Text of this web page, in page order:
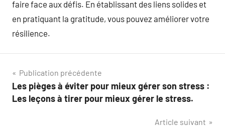
faire face aux défis. En établissant des liens solides et
en pratiquant la gratitude, vous pouvez améliorer votre
résilience.
Navigation
de
Publication précédente
Les pièges à éviter pour mieux gérer son stress :
Les leçons à tirer pour mieux gérer le stress.
Article suivant